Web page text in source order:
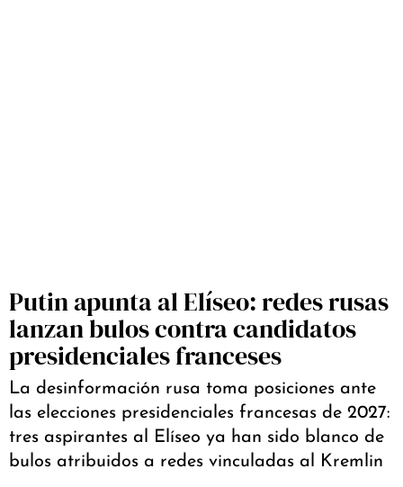
Putin apunta al Elíseo: redes rusas
lanzan bulos contra candidatos
presidenciales franceses
La desinformación rusa toma posiciones ante
las elecciones presidenciales francesas de 2027:
tres aspirantes al Elíseo ya han sido blanco de
bulos atribuidos a redes vinculadas al Kremlin